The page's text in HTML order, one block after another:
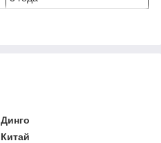
Динго
Китай